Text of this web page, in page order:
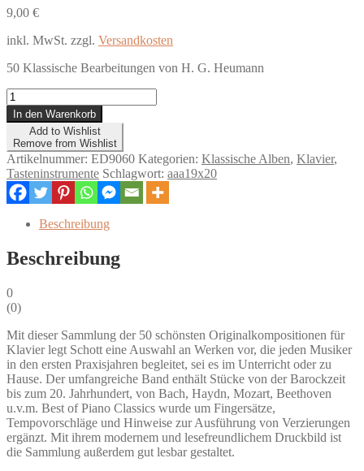
9,00 €
inkl. MwSt. zzgl. Versandkosten
50 Klassische Bearbeitungen von H. G. Heumann
Best
of
Piano
Classics
Bd.
1
Menge
In den Warenkorb
Add to Wishlist
Remove from Wishlist
Artikelnummer: ED9060 Kategorien: Klassische Alben, Klavier,
Tasteninstrumente Schlagwort: aaa19x20
Beschreibung
Beschreibung
0
(0)
Mit dieser Sammlung der 50 schönsten Originalkompositionen für
Klavier legt Schott eine Auswahl an Werken vor, die jeden Musiker
in den ersten Praxisjahren begleitet, sei es im Unterricht oder zu
Hause. Der umfangreiche Band enthält Stücke von der Barockzeit
bis zum 20. Jahrhundert, von Bach, Haydn, Mozart, Beethoven
u.v.m. Best of Piano Classics wurde um Fingersätze,
Tempovorschläge und Hinweise zur Ausführung von Verzierungen
ergänzt. Mit ihrem modernem und lesefreundlichem Druckbild ist
die Sammlung außerdem gut lesbar gestaltet.